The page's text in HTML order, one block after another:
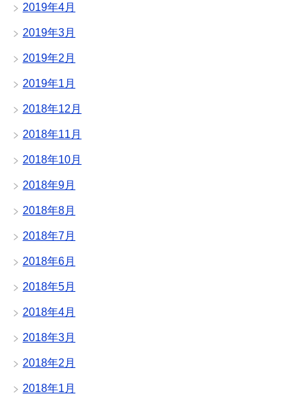
2019年4月
2019年3月
2019年2月
2019年1月
2018年12月
2018年11月
2018年10月
2018年9月
2018年8月
2018年7月
2018年6月
2018年5月
2018年4月
2018年3月
2018年2月
2018年1月